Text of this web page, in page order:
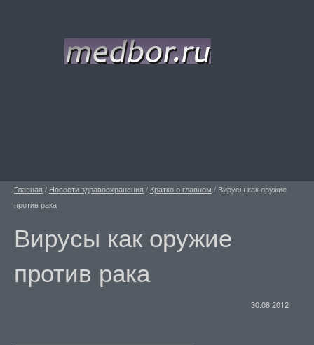
Главная / Новости здравоохранения / Кратко о главном / Вирусы как оружие
против рака
Вирусы как оружие
против рака
30.08.2012